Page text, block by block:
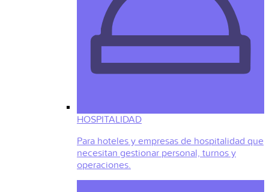
HOSPITALIDAD
Para hoteles y empresas de hospitalidad que
necesitan gestionar personal, turnos y
operaciones.